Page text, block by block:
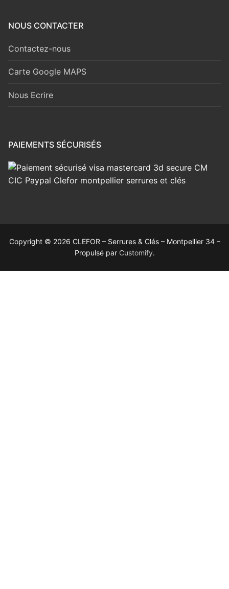
NOUS CONTACTER
Contactez-nous
Carte Google MAPS
Nous Ecrire
PAIEMENTS SÉCURISÉS
Copyright © 2026 CLEFOR – Serrures & Clés – Montpellier 34 –
Propulsé par Customify.